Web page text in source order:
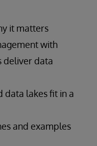
it matters
with
deliver data
data lakes fit in a
and examples